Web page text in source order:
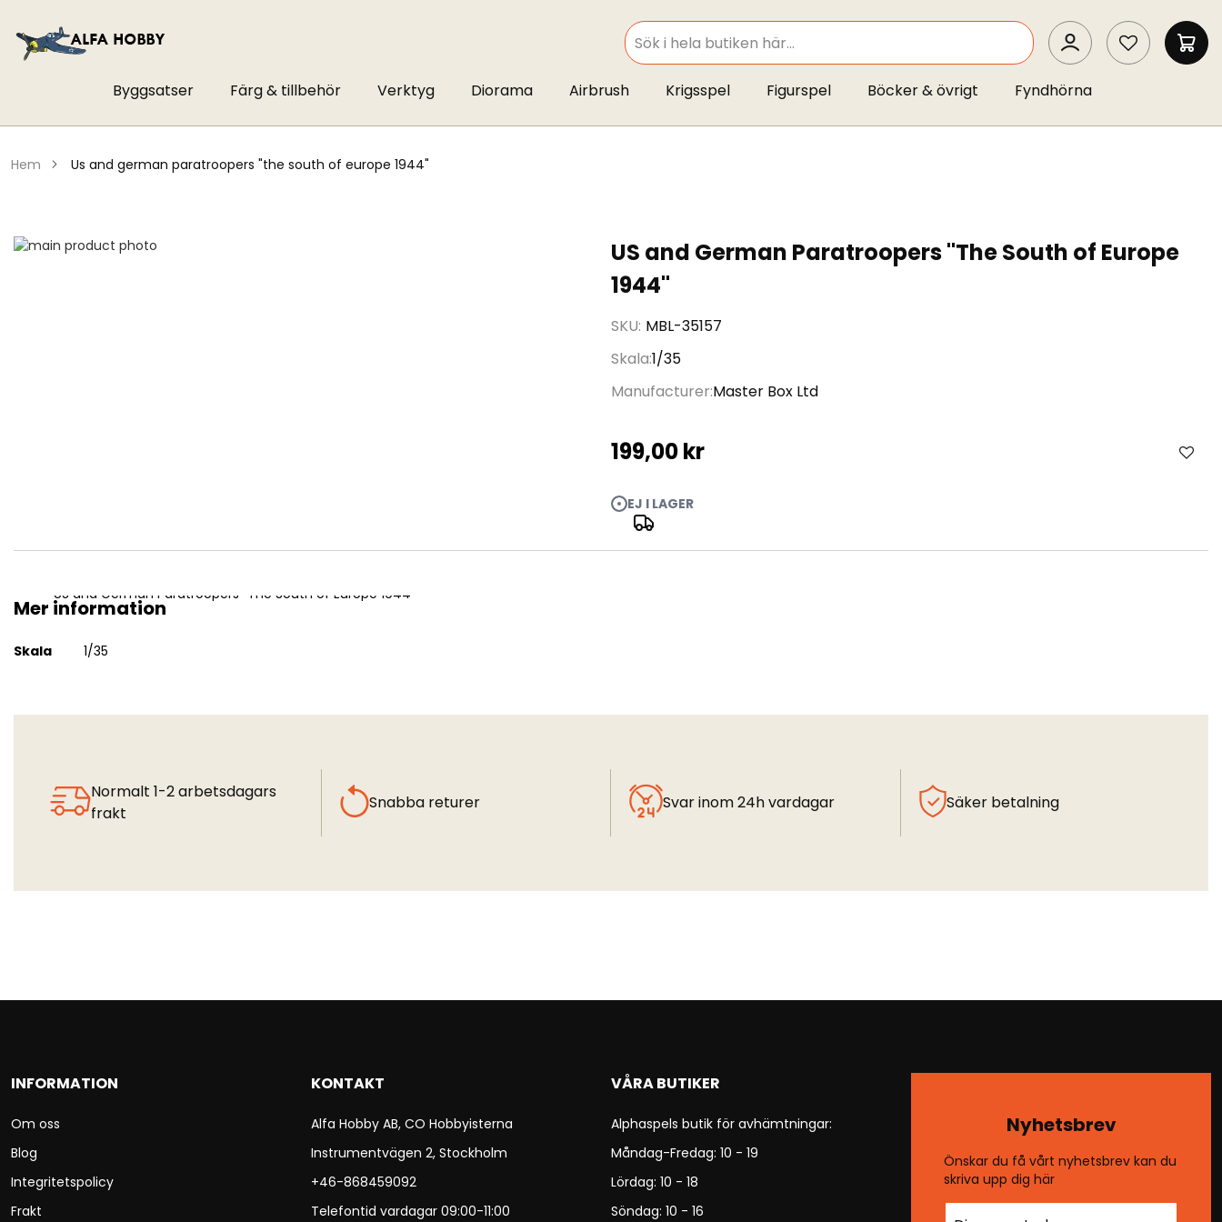
SEARCH
SEARCH
MIN
Byggsatser Färg & tillbehör Verktyg Diorama Airbrush Krigsspel Figurspel Böcker & övrigt Fyndhörna
hem us and german paratroopers "the south of europe 1944"
US and German Paratroopers "The South of Europe
1944"
SKU MBL-35157
Skala1/35
Manufacturer Master Box Ltd
199,00 kr
EJ I LAGER
Hoppa
US and German Paratroopers "The South of Europe 1944"
Mer information
Mer
Skala 1/35
Normalt 1-2 arbetsdagars
frakt
Snabba returer Svar inom 24h vardagar Säker betalning
INFORMATION
Om oss
Blog
Integritetspolicy
Frakt
KONTAKT
Alfa Hobby AB, CO Hobbyisterna
Instrumentvägen 2, Stockholm
+46-868459092
Telefontid vardagar 09:00-11:00
VÅRA BUTIKER
Alphaspels butik för avhämtningar:
Måndag-Fredag: 10 - 19
Lördag: 10 - 18
Söndag: 10 - 16
Nyhetsbrev
Önskar du få vårt nyhetsbrev kan du
skriva upp dig här